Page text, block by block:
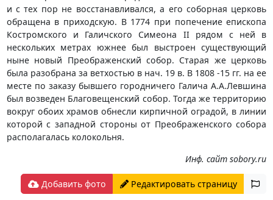
и с тех пор не восстанавливался, а его соборная церковь
обращена в приходскую. В 1774 при попечение епископа
Костромского и Галичского Симеона II рядом с ней в
нескольких метрах южнее был выстроен существующий
ныне новый Преображенский собор. Старая же церковь
была разобрана за ветхостью в нач. 19 в. В 1808 -15 гг. на ее
месте по заказу бывшего городничего Галича А.А.Левшина
был возведен Благовещенский собор. Тогда же территорию
вокруг обоих храмов обнесли кирпичной оградой, в линии
которой с западной стороны от Преображенского собора
располагалась колокольня.
Инф. сайт sobory.ru
Добавить фото Редактировать страницу